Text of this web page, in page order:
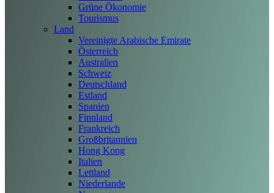
Grüne Ökonomie
Tourismus
Land
Vereinigte Arabische Emirate
Österreich
Australien
Schweiz
Deutschland
Estland
Spanien
Finnland
Frankreich
Großbritannien
Hong Kong
Italien
Lettland
Niederlande